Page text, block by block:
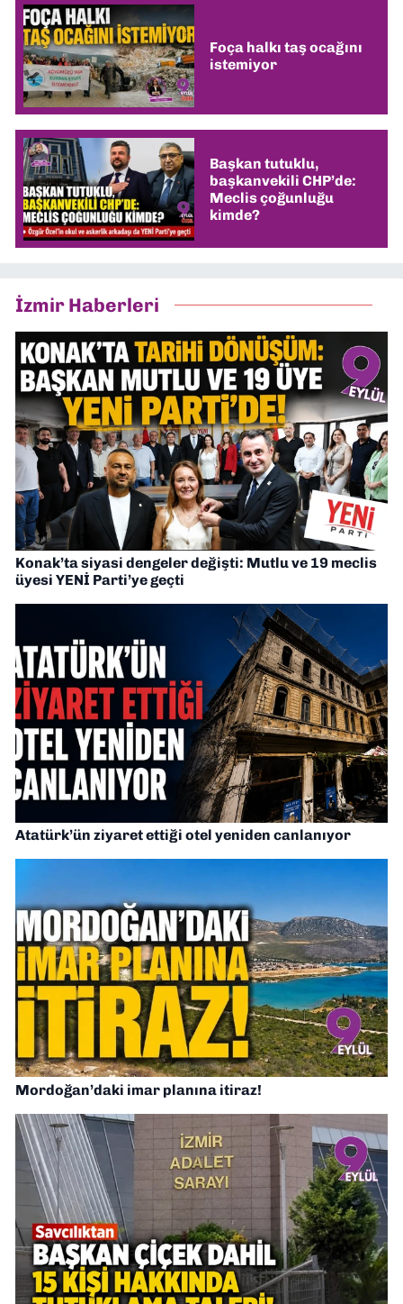
Foça halkı taş ocağını
istemiyor
Başkan tutuklu,
başkanvekili CHP’de:
Meclis çoğunluğu
kimde?
İzmir Haberleri
Konak’ta siyasi dengeler değişti: Mutlu ve 19 meclis
üyesi YENİ Parti’ye geçti
Atatürk’ün ziyaret ettiği otel yeniden canlanıyor
Mordoğan’daki imar planına itiraz!